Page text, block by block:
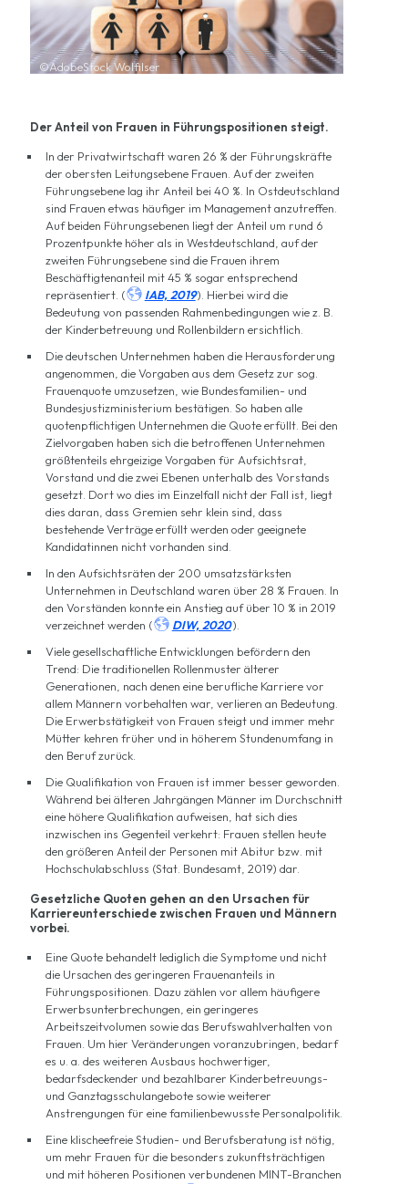
©AdobeStock Wolfilser
Der Anteil von Frauen in Führungspositionen steigt.
In der Privatwirtschaft waren 26 % der Führungskräfte
der obersten Leitungsebene Frauen. Auf der zweiten
Führungsebene lag ihr Anteil bei 40 %. In Ostdeutschland
sind Frauen etwas häufiger im Management anzutreffen.
Auf beiden Führungsebenen liegt der Anteil um rund 6
Prozentpunkte höher als in Westdeutschland, auf der
zweiten Führungsebene sind die Frauen ihrem
Beschäftigtenanteil mit 45 % sogar entsprechend
repräsentiert. ( IAB, 2019). Hierbei wird die
Bedeutung von passenden Rahmenbedingungen wie z. B.
der Kinderbetreuung und Rollenbildern ersichtlich.
Die deutschen Unternehmen haben die Herausforderung
angenommen, die Vorgaben aus dem Gesetz zur sog.
Frauenquote umzusetzen, wie Bundesfamilien- und
Bundesjustizministerium bestätigen. So haben alle
quotenpflichtigen Unternehmen die Quote erfüllt. Bei den
Zielvorgaben haben sich die betroffenen Unternehmen
größtenteils ehrgeizige Vorgaben für Aufsichtsrat,
Vorstand und die zwei Ebenen unterhalb des Vorstands
gesetzt. Dort wo dies im Einzelfall nicht der Fall ist, liegt
dies daran, dass Gremien sehr klein sind, dass
bestehende Verträge erfüllt werden oder geeignete
Kandidatinnen nicht vorhanden sind.
In den Aufsichtsräten der 200 umsatzstärksten
Unternehmen in Deutschland waren über 28 % Frauen. In
den Vorständen konnte ein Anstieg auf über 10 % in 2019
verzeichnet werden ( DIW, 2020).
Viele gesellschaftliche Entwicklungen befördern den
Trend: Die traditionellen Rollenmuster älterer
Generationen, nach denen eine berufliche Karriere vor
allem Männern vorbehalten war, verlieren an Bedeutung.
Die Erwerbstätigkeit von Frauen steigt und immer mehr
Mütter kehren früher und in höherem Stundenumfang in
den Beruf zurück.
Die Qualifikation von Frauen ist immer besser geworden.
Während bei älteren Jahrgängen Männer im Durchschnitt
eine höhere Qualifikation aufweisen, hat sich dies
inzwischen ins Gegenteil verkehrt: Frauen stellen heute
den größeren Anteil der Personen mit Abitur bzw. mit
Hochschulabschluss (Stat. Bundesamt, 2019) dar.
Gesetzliche Quoten gehen an den Ursachen für
Karriereunterschiede zwischen Frauen und Männern
vorbei.
Eine Quote behandelt lediglich die Symptome und nicht
die Ursachen des geringeren Frauenanteils in
Führungspositionen. Dazu zählen vor allem häufigere
Erwerbsunterbrechungen, ein geringeres
Arbeitszeitvolumen sowie das Berufswahlverhalten von
Frauen. Um hier Veränderungen voranzubringen, bedarf
es u. a. des weiteren Ausbaus hochwertiger,
bedarfsdeckender und bezahlbarer Kinderbetreuungs-
und Ganztagsschulangebote sowie weiterer
Anstrengungen für eine familienbewusste Personalpolitik.
Eine klischeefreie Studien- und Berufsberatung ist nötig,
um mehr Frauen für die besonders zukunftsträchtigen
und mit höheren Positionen verbundenen MINT-Branchen